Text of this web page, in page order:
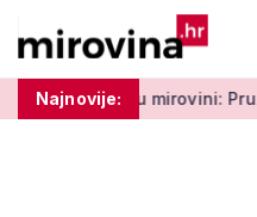
Najnovije:
Pruža mir i sigurnost